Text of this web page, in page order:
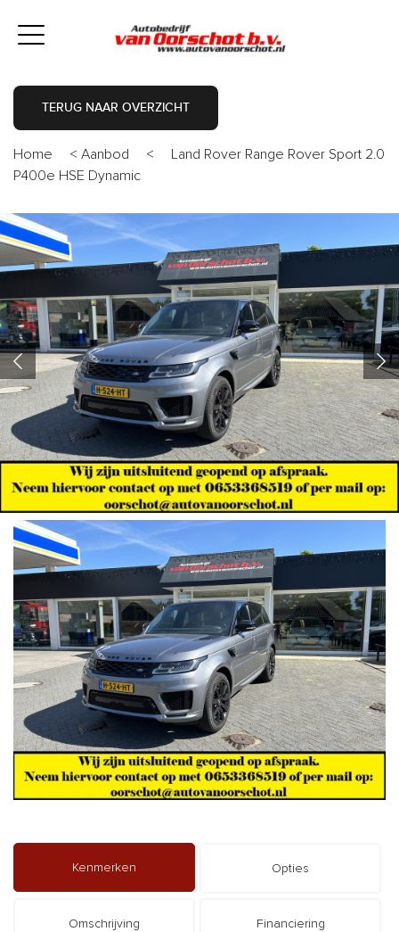
TERUG NAAR OVERZICHT
Home < Aanbod <
Land Rover Range Rover Sport 2.0
P400e HSE Dynamic
Kenmerken Opties
Omschrijving Financiering